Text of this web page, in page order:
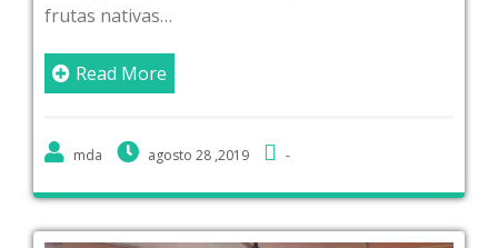
frutas nativas…
Read More
mda agosto 28 ,2019 -